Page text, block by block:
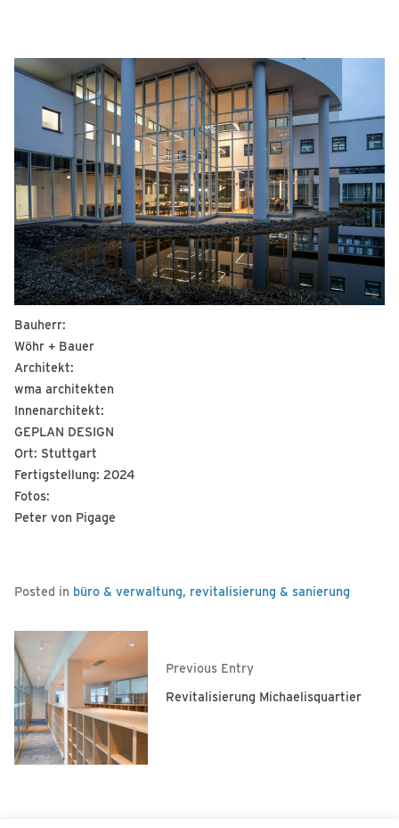
Bauherr:
Wöhr + Bauer
Architekt:
wma architekten
Innenarchitekt:
GEPLAN DESIGN
Ort: Stuttgart
Fertigstellung: 2024
Fotos:
Peter von Pigage
Posted in büro & verwaltung, revitalisierung & sanierung
Previous Entry
Revitalisierung Michaelisquartier